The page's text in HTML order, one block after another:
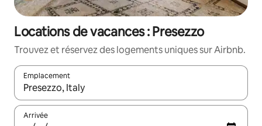
Locations de vacances : Presezzo
Trouvez et réservez des logements uniques sur Airbnb.
Emplacement
Quand les résultats sont affichés, parcourez-les en utilisant
Arrivée